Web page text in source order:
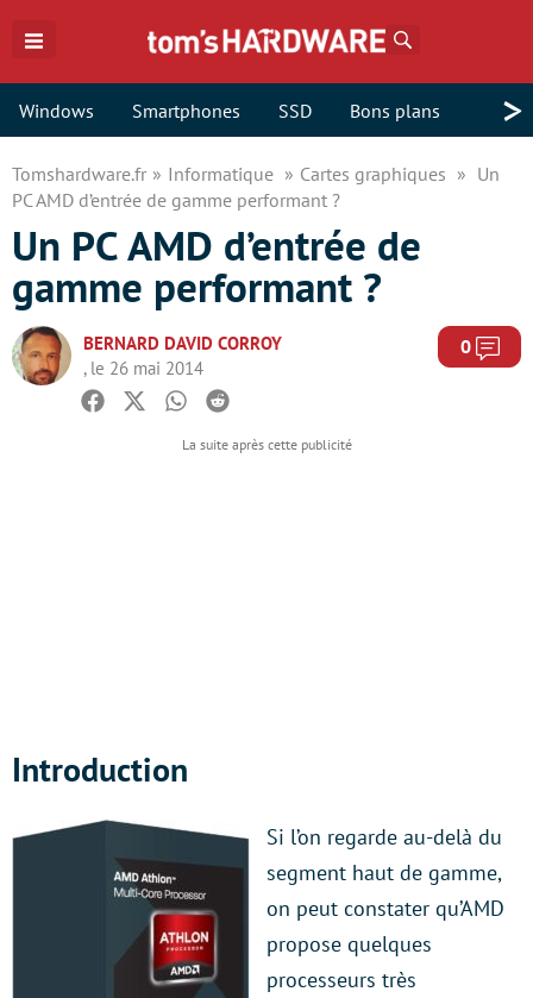
Windows Smartphones SSD Bons plans >
Tomshardware.fr Informatique Cartes graphiques
Un
PC AMD d’entrée de gamme performant ?
Un PC AMD d’entrée de
gamme performant ?
BERNARD DAVID CORROY
, le 26 mai 2014
0
Facebook
TwitterWhatsapp
Reddit
Introduction
Si l’on regarde au-delà du
segment haut de gamme,
on peut constater qu’AMD
propose quelques
processeurs très